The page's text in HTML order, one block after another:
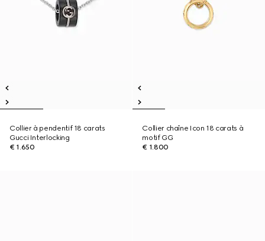
Collier à pendentif 18 carats
Gucci Interlocking
€ 1.650
Collier chaîne Icon 18 carats à
motif GG
€ 1.800